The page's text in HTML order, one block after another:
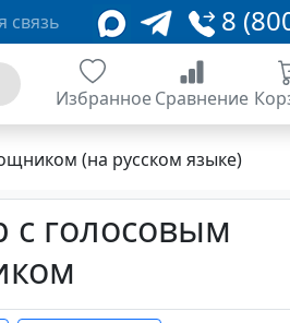
8
связь
ИзбранноеСравнение
(на русском языке)
с голосовым